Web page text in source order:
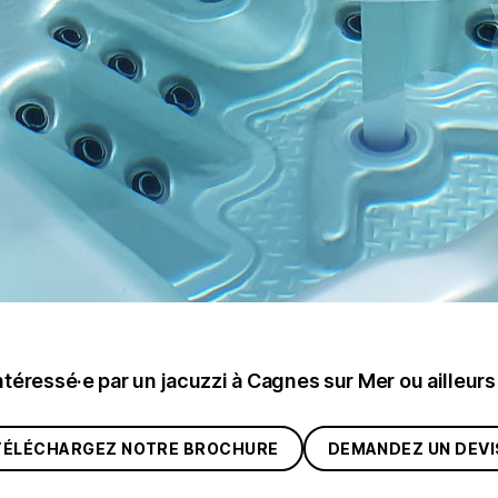
par un jacuzzi à Cagnes sur Mer ou ailleurs
NOTRE BROCHURE DEMANDEZ UN